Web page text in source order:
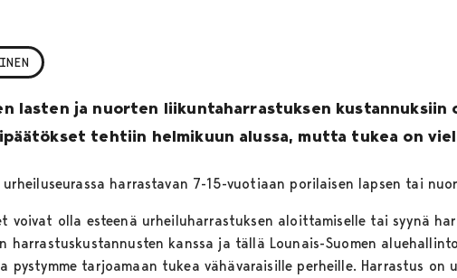
lasten ja nuorten liikuntaharrastuksen
tehtiin helmikuun alussa, mutta tukea on
harrastavan 7-15-vuotiaan porilaisen lapsen tai
voivat olla esteenä urheiluharrastuksen aloittamiselle tai syynä
harrastuskustannusten kanssa ja tällä Lounais-Suomen
pystymme tarjoamaan tukea vähävaraisille perheille. Harrastus on